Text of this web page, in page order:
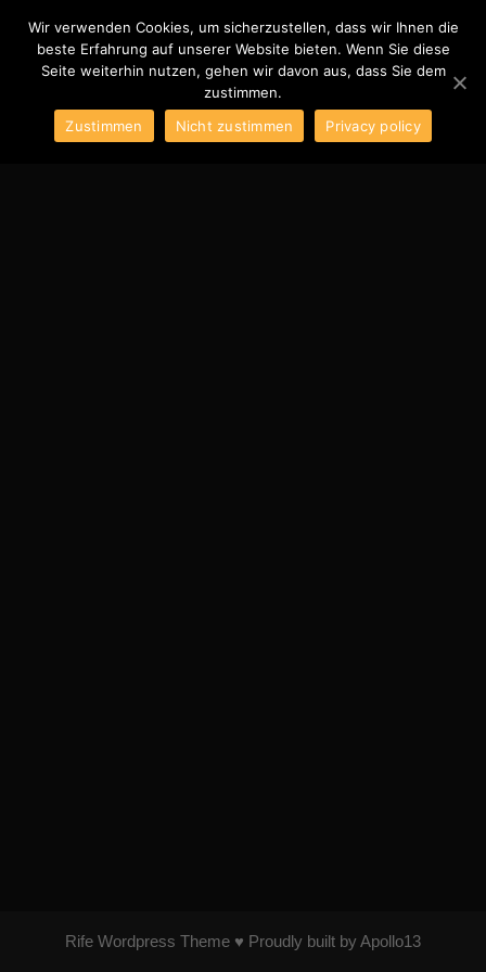
Rife Wordpress Theme ♥ Proudly built byApollo13
Wir verwenden Cookies, um sicherzustellen, dass wir Ihnen die
beste Erfahrung auf unserer Website bieten. Wenn Sie diese
Seite weiterhin nutzen, gehen wir davon aus, dass Sie dem
zustimmen.
Zustimmen
Nicht zustimmen Privacy policy